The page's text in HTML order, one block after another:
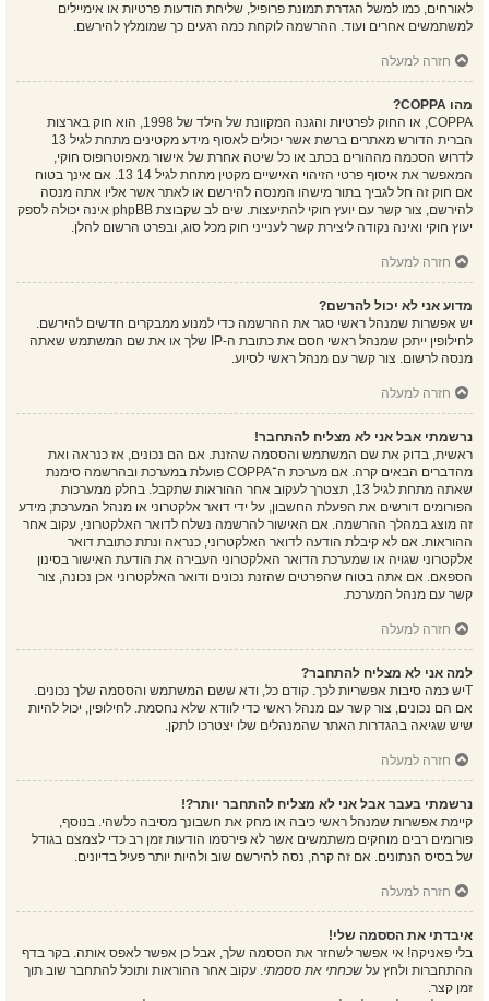
לאורחים, כמו למשל הגדרת תמונת פרופיל, שליחת הודעות פרטיות או אימיילים
למשתמשים אחרים ועוד. ההרשמה לוקחת כמה רגעים כך שמומלץ להירשם.
חזרה למעלה
מהו COPPA?
COPPA, או החוק לפרטיות והגנה המקוונת של הילד של 1998, הוא חוק בארצות
הברית הדורש מאתרים ברשת אשר יכולים לאסוף מידע מקטינים מתחת לגיל 13
לדרוש הסכמה מההורים בכתב או כל שיטה אחרת של אישור מאפוטרופוס חוקי,
המאפשר את איסוף פרטי הזיהוי האישיים מקטין מתחת לגיל 14 13. אם אינך בטוח
אם חוק זה חל לגביך בתור מישהו המנסה להירשם או לאתר אשר אליו אתה מנסה
להירשם, צור קשר עם יועץ חוקי להתיעצות. שים לב שקבוצת phpBB אינה יכולה לספק
יעוץ חוקי ואינה נקודה ליצירת קשר לענייני חוק מכל סוג, ובפרט הרשום להלן.
חזרה למעלה
מדוע אני לא יכול להרשם?
יש אפשרות שמנהל ראשי סגר את ההרשמה כדי למנוע ממבקרים חדשים להירשם.
לחילופין ייתכן שמנהל ראשי חסם את כתובת ה-IP שלך או את שם המשתמש שאתה
מנסה לרשום. צור קשר עם מנהל ראשי לסיוע.
חזרה למעלה
נרשמתי אבל אני לא מצליח להתחבר!
ראשית, בדוק את שם המשתמש והססמה שהזנת. אם הם נכונים, אז כנראה ואת
מהדברים הבאים קרה. אם מערכת ה־COPPA פועלת במערכת ובהרשמה סימנת
שאתה מתחת לגיל 13, תצטרך לעקוב אחר ההוראות שתקבל. בחלק ממערכות
הפורומים דורשים את הפעלת החשבון, על ידי דואר אלקטרוני או מנהל המערכת; מידע
זה מוצג במהלך ההרשמה. אם האישור להרשמה נשלח לדואר האלקטרוני, עקוב אחר
ההוראות. אם לא קיבלת הודעה לדואר האלקטרוני, כנראה ונתת כתובת דואר
אלקטרוני שגויה או שמערכת הדואר האלקטרוני העבירה את הודעת האישור בסינון
הספאם. אם אתה בטוח שהפרטים שהזנת נכונים ודואר האלקטרוני אכן נכונה, צור
קשר עם מנהל המערכת.
חזרה למעלה
למה אני לא מצליח להתחבר?
Tיש כמה סיבות אפשריות לכך. קודם כל, ודא ששם המשתמש והססמה שלך נכונים.
אם הם נכונים, צור קשר עם מנהל ראשי כדי לוודא שלא נחסמת. לחילופין, יכול להיות
שיש שגיאה בהגדרות האתר שהמנהלים שלו יצטרכו לתקן.
חזרה למעלה
נרשמתי בעבר אבל אני לא מצליח להתחבר יותר?!
קיימת אפשרות שמנהל ראשי כיבה או מחק את חשבונך מסיבה כלשהי. בנוסף,
פורומים רבים מוחקים משתמשים אשר לא פירסמו הודעות זמן רב כדי לצמצם בגודל
של בסיס הנתונים. אם זה קרה, נסה להירשם שוב ולהיות יותר פעיל בדיונים.
חזרה למעלה
איבדתי את הססמה שלי!
בלי פאניקה! אי אפשר לשחזר את הססמה שלך, אבל כן אפשר לאפס אותה. בקר בדף
ההתחברות ולחץ על שכחתי את ססמתי. עקוב אחר ההוראות ותוכל להתחבר שוב תוך
זמן קצר.